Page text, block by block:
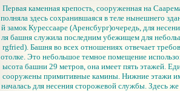
Первая каменная крепость, сооруженная на
полняла здесь сохранившаяся в теле нынешнего
й замок Курессааре (Аренсбург)очередь, для
ля башня служила последним убежищем для
rgfried). Башня во всех отношениях отвечает
отолке. Это небольшое темное помещение
ысота башни 29 метров, она имеет пять этажей.
сооружены примитивные камины. Нижние этажи
началась для несения сторожевой службы. Здесь